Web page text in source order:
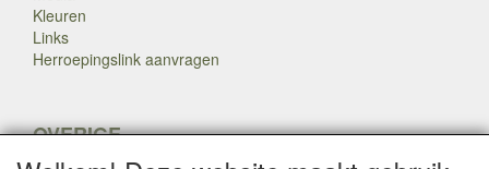
Kleuren
Links
Herroepingslink aanvragen
OVERIGE